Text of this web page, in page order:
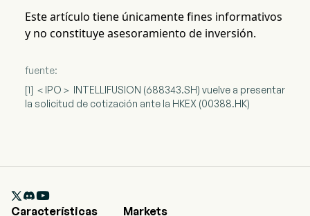
Este artículo tiene únicamente fines informativos
y no constituye asesoramiento de inversión.
fuente:
[1] ＜IPO＞ INTELLIFUSION (688343.SH) vuelve a presentar
la solicitud de cotización ante la HKEX (00388.HK)

Características
Markets